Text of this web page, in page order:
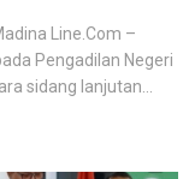
Line.Com –
Pengadilan Negeri
sidang lanjutan...